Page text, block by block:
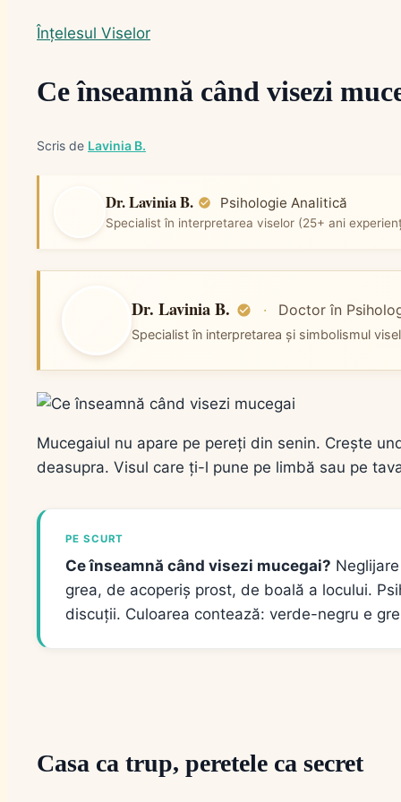
Înțelesul Viselor
Ce înseamnă când visezi
Scris de Lavinia B.
Dr. Lavinia B. Psihologie Analitică
Specialist în interpretarea viselor (25+ ani
Dr. Lavinia B. · Doctor în
Specialist în interpretarea și simbolismul
Mucegaiul nu apare pe pereți din senin. Crește
deasupra. Visul care ți-l pune pe limbă sau pe
PE SCURT
Ce înseamnă când visezi mucegai?
grea, de acoperiș prost, de boală a locului.
discuții. Culoarea contează: verde-negru e
Casa ca trup, peretele ca secret